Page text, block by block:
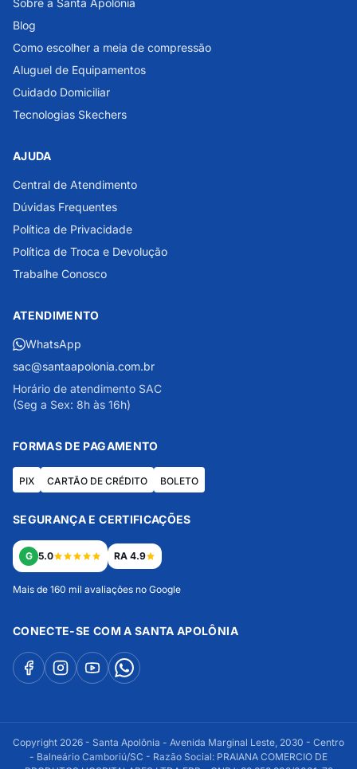
Sobre a Santa Apolônia
Blog
Como escolher a meia de compressão
Aluguel de Equipamentos
Cuidado Domiciliar
Tecnologias Skechers
AJUDA
Central de Atendimento
Dúvidas Frequentes
Política de Privacidade
Política de Troca e Devolução
Trabalhe Conosco
ATENDIMENTO
WhatsApp
sac@santaapolonia.com.br
Horário de atendimento SAC
(Seg a Sex: 8h às 16h)
FORMAS DE PAGAMENTO
PIX CARTÃO DE CRÉDITO BOLETO
SEGURANÇA E CERTIFICAÇÕES
G 5.0 RA 4.9
Mais de 160 mil avaliações no Google
CONECTE-SE COM A SANTA APOLÔNIA
Copyright 2026 - Santa Apolônia - Avenida Marginal Leste, 2030 - Centro
- Balneário Camboriú/SC - Razão Social: PRAIANA COMERCIO DE